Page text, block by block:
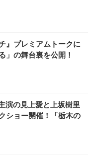
』プレミアムトークに
」の舞台裏を公開！
演の見上愛と上坂樹里
ショー開催！「栃木の